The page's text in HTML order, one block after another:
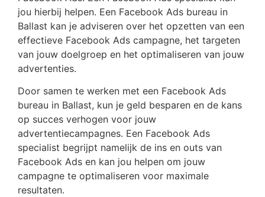
jou hierbij helpen. Een Facebook Ads bureau in
Ballast kan je adviseren over het opzetten van een
effectieve Facebook Ads campagne, het targeten
van jouw doelgroep en het optimaliseren van jouw
advertenties.
Door samen te werken met een Facebook Ads
bureau in Ballast, kun je geld besparen en de kans
op succes verhogen voor jouw
advertentiecampagnes. Een Facebook Ads
specialist begrijpt namelijk de ins en outs van
Facebook Ads en kan jou helpen om jouw
campagne te optimaliseren voor maximale
resultaten.